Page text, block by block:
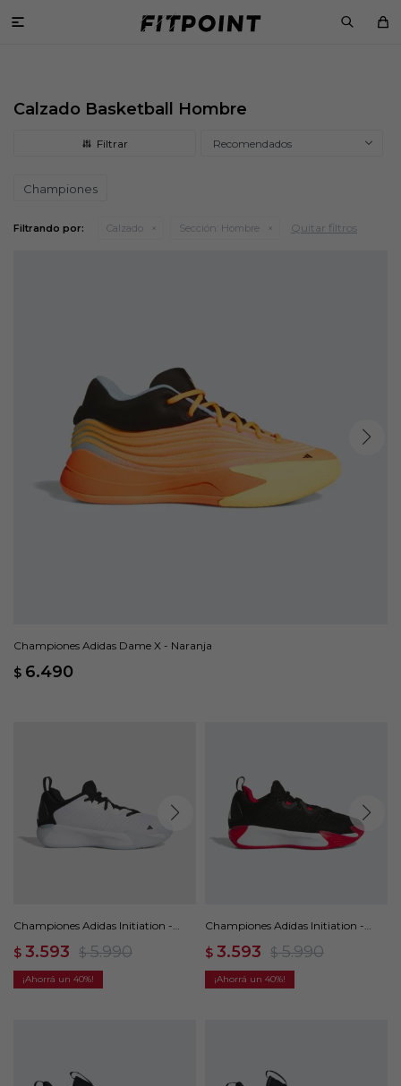

Calzado Basketball Hombre
Recomendados
Championes
Filtrando por: Calzado Sección: Hombre Quitar filtros
Championes Adidas Dame X - Naranja
$ 6.490
Championes Adidas Initiation -
$ 3.593 $ 5.990
40
Championes Adidas Initiation -
$ 3.593 $ 5.990
40